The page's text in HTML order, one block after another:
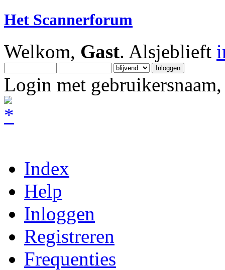
Het Scannerforum
Welkom, Gast. Alsjeblieft
Login met
Index
Help
Inloggen
Registreren
Frequenties